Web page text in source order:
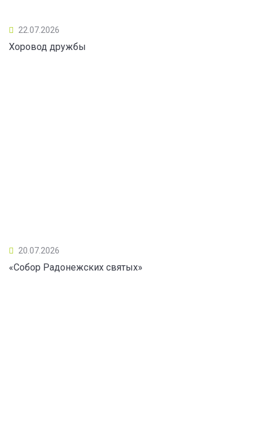
22.07.2026
Хоровод дружбы
20.07.2026
«Собор Радонежских святых»